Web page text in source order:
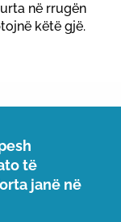
në rrugën
këtë gjë.
të
janë në